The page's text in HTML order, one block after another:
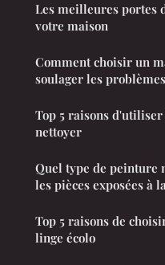
Les meilleures portes
votre maison
Comment choisir un
soulager les
Top 5 raisons
nettoyer
Quel type de peinture
les pièces exposées à
Top 5 raisons de
linge écolo